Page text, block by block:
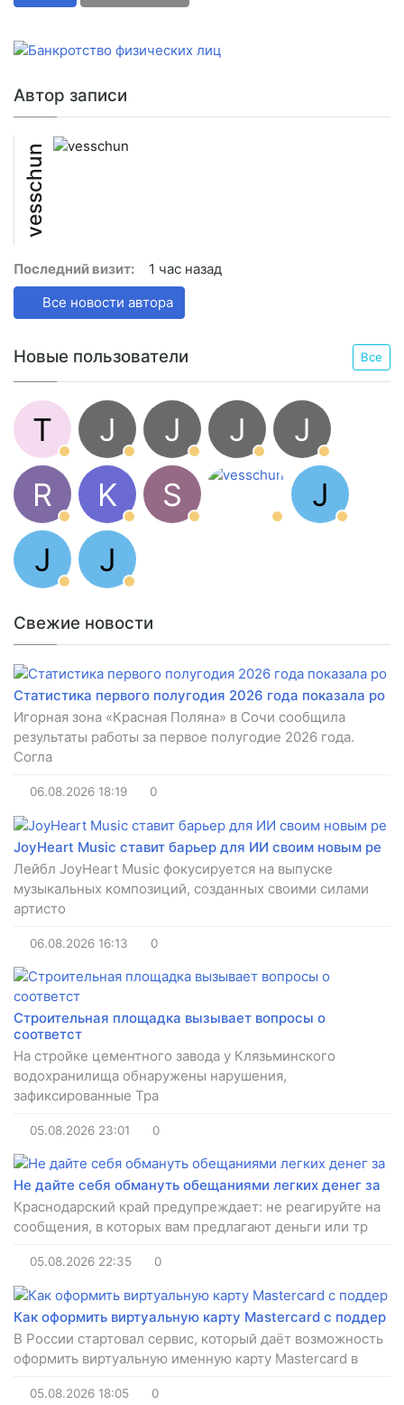
Автор записи
vesschun
Последний визит:
1 час назад
Все новости автора
Новые пользователи Все
T J J J
J
R
K S
J
J
J
Свежие новости
Статистика первого полугодия 2026 года показала ро
Игорная зона «Красная Поляна» в Сочи сообщила
результаты работы за первое полугодие 2026 года.
Согла
06.08.2026 18:19 0
JoyHeart Music ставит барьер для ИИ своим новым ре
Лейбл JoyHeart Music фокусируется на выпуске
музыкальных композиций, созданных своими силами
артисто
06.08.2026 16:13 0
Строительная площадка вызывает вопросы о
соответст
На стройке цементного завода у Клязьминского
водохранилища обнаружены нарушения,
зафиксированные Тра
05.08.2026 23:01 0
Не дайте себя обмануть обещаниями легких денег за
Краснодарский край предупреждает: не реагируйте на
сообщения, в которых вам предлагают деньги или тр
05.08.2026 22:35 0
Как оформить виртуальную карту Mastercard с поддер
В России стартовал сервис, который даёт возможность
оформить виртуальную именную карту Mastercard в
05.08.2026 18:05 0